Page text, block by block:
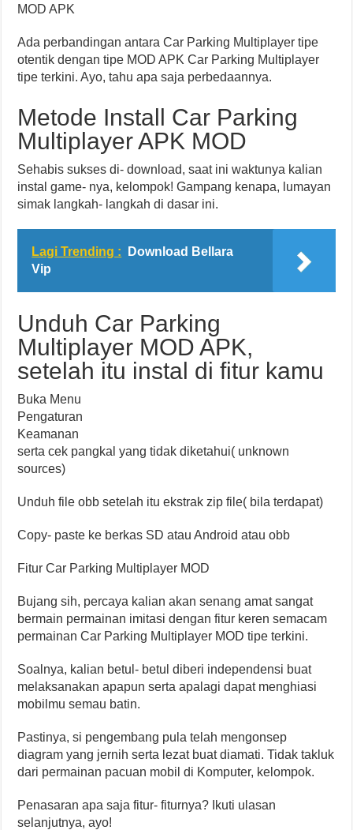
MOD APK
Ada perbandingan antara Car Parking Multiplayer tipe
otentik dengan tipe MOD APK Car Parking Multiplayer
tipe terkini. Ayo, tahu apa saja perbedaannya.
Metode Install Car Parking
Multiplayer APK MOD
Sehabis sukses di- download, saat ini waktunya kalian
instal game- nya, kelompok! Gampang kenapa, lumayan
simak langkah- langkah di dasar ini.
Lagi Trending :
Download Bellara
Vip
Unduh Car Parking
Multiplayer MOD APK,
setelah itu instal di fitur kamu
Buka Menu
Pengaturan
Keamanan
serta cek pangkal yang tidak diketahui( unknown
sources)
Unduh file obb setelah itu ekstrak zip file( bila terdapat)
Copy- paste ke berkas SD atau Android atau obb
Fitur Car Parking Multiplayer MOD
Bujang sih, percaya kalian akan senang amat sangat
bermain permainan imitasi dengan fitur keren semacam
permainan Car Parking Multiplayer MOD tipe terkini.
Soalnya, kalian betul- betul diberi independensi buat
melaksanakan apapun serta apalagi dapat menghiasi
mobilmu semau batin.
Pastinya, si pengembang pula telah mengonsep
diagram yang jernih serta lezat buat diamati. Tidak takluk
dari permainan pacuan mobil di Komputer, kelompok.
Penasaran apa saja fitur- fiturnya? Ikuti ulasan
selanjutnya, ayo!